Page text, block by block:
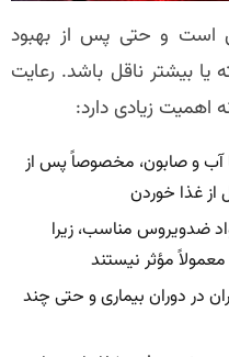
است و حتی پس از بهبود
بیشتر ناقل باشد. رعایت
اهمیت زیادی دارد:
حداقل ۲۰ ثانیه با آب و صابون، مخصوصاً پس از
غذا خوردن
ضدویروس مناسب، زیرا
مؤثر نیستند
در دوران بیماری و حتی چند